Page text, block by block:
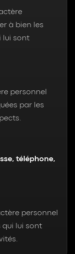
à bien les
lui sont
personnel
par les
téléphone,
personnel
qui lui sont